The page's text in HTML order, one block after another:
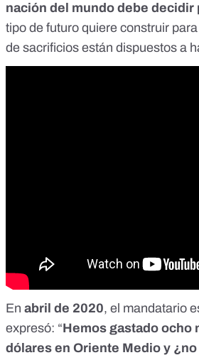
nación del mundo debe decidir
tipo de futuro quiere construir
de sacrificios están dispuestos a
En abril de 2020, el mandatario
expresó: “Hemos gastado ocho
dólares en Oriente Medio y